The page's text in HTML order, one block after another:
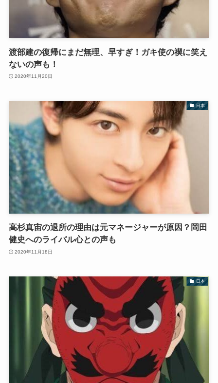
渡部建の復帰にまだ無理、早すぎ！ガキ使の禊に笑え
ないの声も！
2020年11月20日
日本
高杉真宙の退所の理由は元マネージャーが原因？岡田
健史へのライバル心との声も
2020年11月18日
日本